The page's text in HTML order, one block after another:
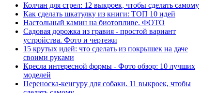
Колчан для стрел: 12 выкроек, чтобы сделать самому
Как сделать шкатулку из книги: ТОП 10 идей
Настольный камин на биотопливе. ФОТО
Садовая дорожка из гравия - простой вариант
устройства. Фото и чертежи
15 крутых идей: что сделать из покрышек на даче
своими руками
Кресла интересной формы - Фото обзор: 10 лучших
моделей
Переноска-кенгуру для собаки. 11 выкроек, чтобы